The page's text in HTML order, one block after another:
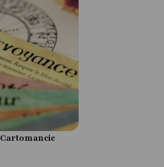
Cartomancie